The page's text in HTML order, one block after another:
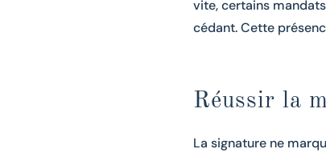
vite, certains
cédant. Cette
Réussir la
La signature ne